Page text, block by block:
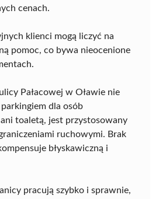
cenach.
klienci mogą liczyć na
pomoc, co bywa nieocenione
Pałacowej w Oławie nie
dla osób
toaletą, jest przystosowany
ruchowymi. Brak
błyskawiczną i
pracują szybko i sprawnie,